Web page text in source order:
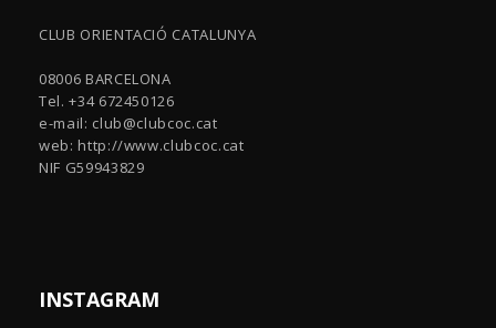
CLUB ORIENTACIÓ CATALUNYA
08006 BARCELONA
Tel. +34 672450126
e-mail: club@clubcoc.cat
web: http://www.clubcoc.cat
NIF G59943829
INSTAGRAM